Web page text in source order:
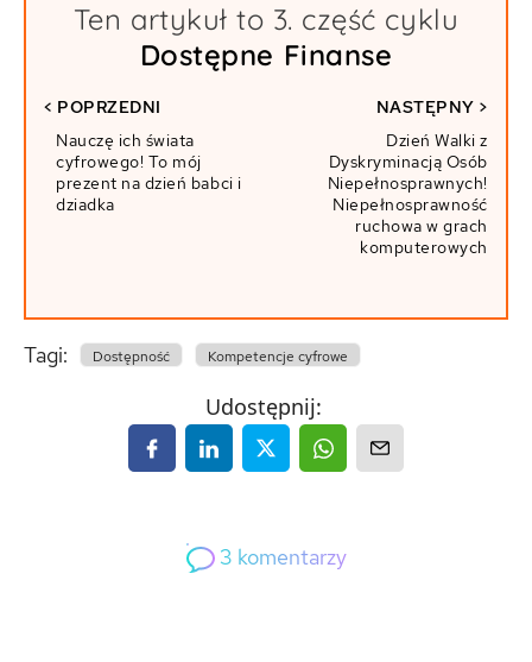
Ten artykuł to 3. część cyklu
Dostępne Finanse
< POPRZEDNI
Nauczę ich świata
cyfrowego! To mój
prezent na dzień babci i
dziadka
NASTĘPNY >
Dzień Walki z
Dyskryminacją Osób
Niepełnosprawnych!
Niepełnosprawność
ruchowa w grach
komputerowych
Tagi: Dostępność Kompetencje cyfrowe
Udostępnij:
3 komentarzy